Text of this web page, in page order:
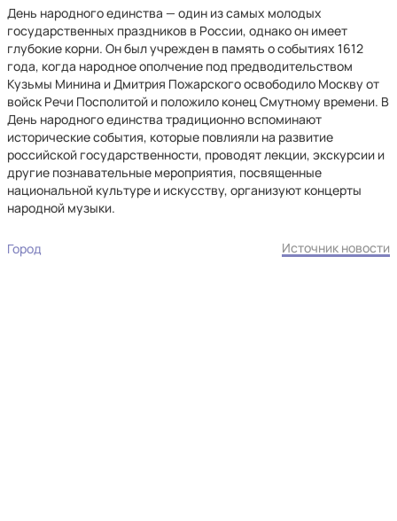
День народного единства — один из самых молодых
государственных праздников в России, однако он имеет
глубокие корни. Он был учрежден в память о событиях 1612
года, когда народное ополчение под предводительством
Кузьмы Минина и Дмитрия Пожарского освободило Москву от
войск Речи Посполитой и положило конец Смутному времени. В
День народного единства традиционно вспоминают
исторические события, которые повлияли на развитие
российской государственности, проводят лекции, экскурсии и
другие познавательные мероприятия, посвященные
национальной культуре и искусству, организуют концерты
народной музыки.
Город Источник новости